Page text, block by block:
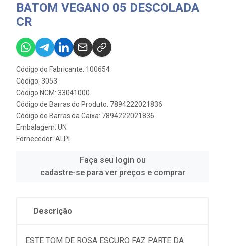
BATOM VEGANO 05 DESCOLADA
CR
Código do Fabricante: 100654
Código: 3053
Código NCM: 33041000
Código de Barras do Produto: 7894222021836
Código de Barras da Caixa: 7894222021836
Embalagem: UN
Fornecedor: ALPI
Faça seu login ou
cadastre-se para ver preços e comprar
Descrição
ESTE TOM DE ROSA ESCURO FAZ PARTE DA